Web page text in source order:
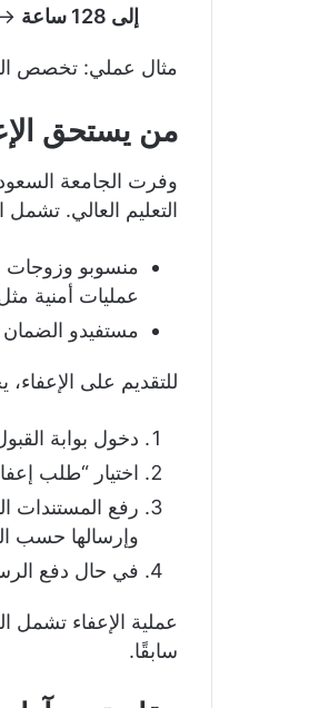
إلى 128 ساعة
→
مثال عملي: تخصص القانون
من يستحق
وفرت الجامعة
التعليم العالي. تشمل
منسوبو وزوجات
عمليات أمنية
مستفيدو الضمان
للتقديم على
دخول بوابة
اختيار “طلب
رفع المستندات
وإرسالها حسب
في حال دفع
سابقًا.